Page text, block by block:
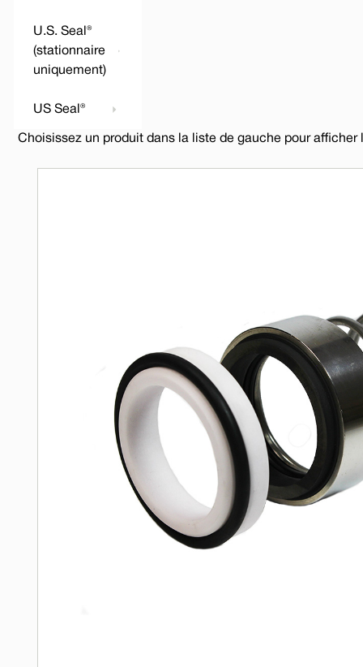
U.S. Seal®
(stationnaire
uniquement)
US Seal®
Choisissez un produit dans la liste de gauche pour afficher